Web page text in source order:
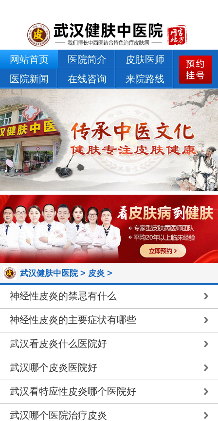
网站首页 医院简介
皮肤医师
医院新闻
在线咨询 来院路线
武汉健肤中医院> 皮炎 >
神经性皮炎的禁忌有什么
神经性皮炎的主要症状有哪些
武汉看皮炎什么医院好
武汉哪个皮炎医院好
武汉看特应性皮炎哪个医院好
武汉哪个医院治疗皮炎